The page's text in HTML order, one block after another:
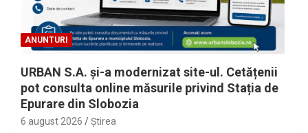
ANUNTURI
URBAN S.A. și-a modernizat site-ul. Cetățenii
pot consulta online măsurile privind Stația de
Epurare din Slobozia
6 august 2026 Ştirea